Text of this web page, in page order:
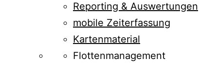
Reporting & Auswertungen
mobile Zeiterfassung
Kartenmaterial
Flottenmanagement